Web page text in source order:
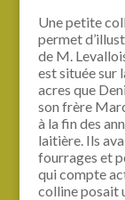
Une petite
permet
de M.
est située sur
acres que
son frère
à la fin des
laitière. Ils
fourrages et
qui compte
colline posait